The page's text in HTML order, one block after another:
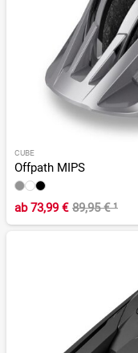
CUBE
Offpath MIPS
ab73,99 € 89,95 €¹